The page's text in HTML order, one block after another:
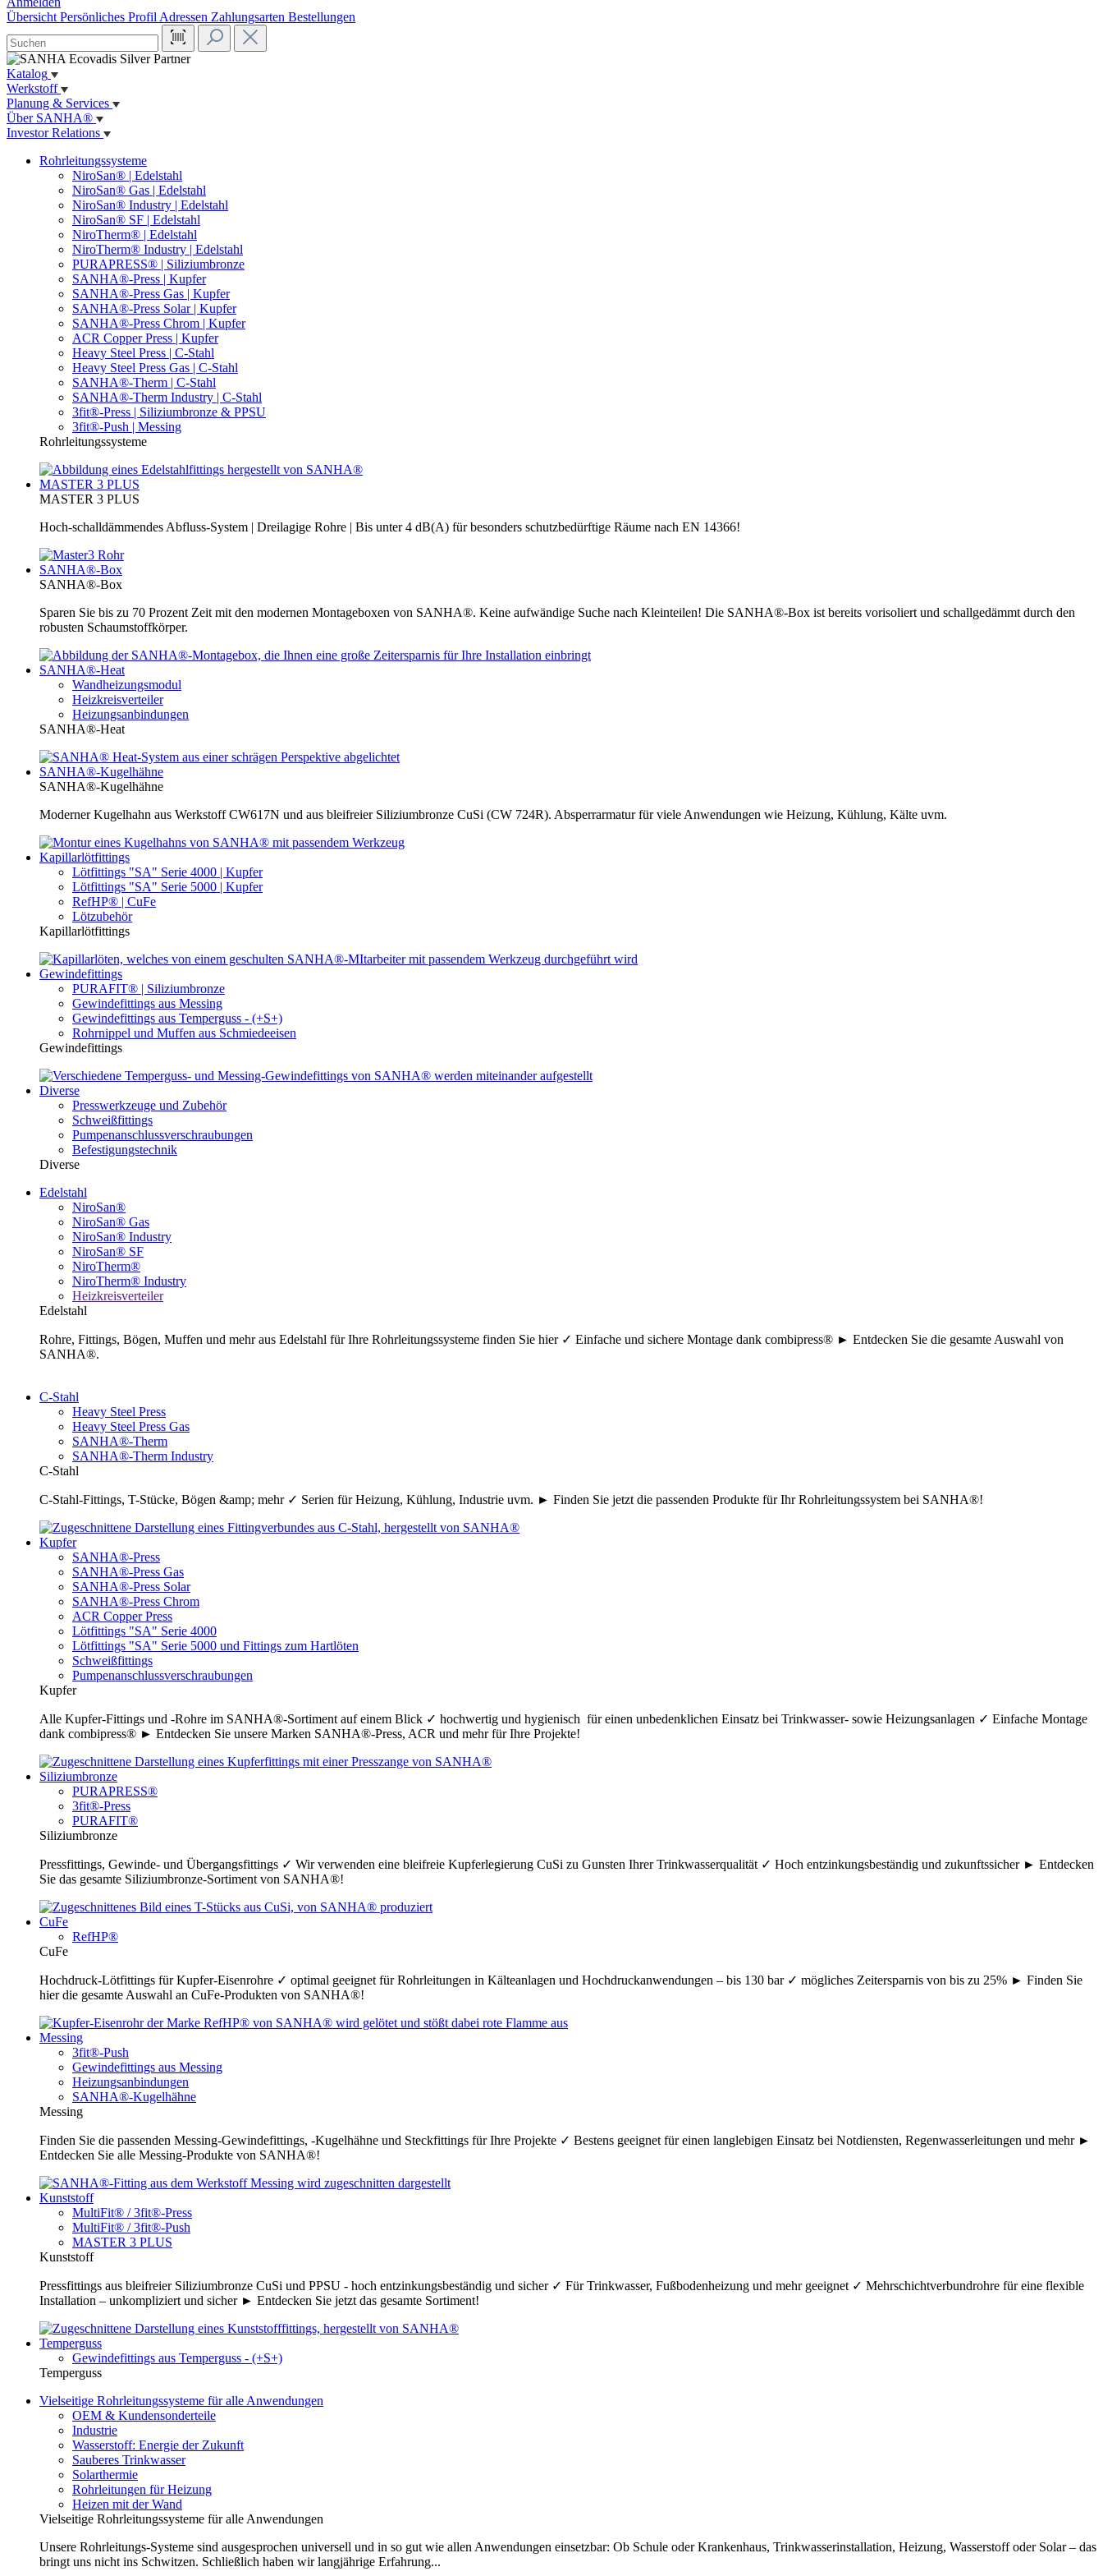
Übersicht Persönliches Profil Adressen Zahlungsarten Bestellungen
Katalog
Werkstoff
Planung & Services
Über SANHA®
Investor Relations
Rohrleitungssysteme
NiroSan® | Edelstahl
NiroSan® Gas | Edelstahl
NiroSan® Industry | Edelstahl
NiroSan® SF | Edelstahl
NiroTherm® | Edelstahl
NiroTherm® Industry | Edelstahl
PURAPRESS® | Siliziumbronze
SANHA®-Press | Kupfer
SANHA®-Press Gas | Kupfer
SANHA®-Press Solar | Kupfer
SANHA®-Press Chrom | Kupfer
ACR Copper Press | Kupfer
Heavy Steel Press | C-Stahl
Heavy Steel Press Gas | C-Stahl
SANHA®-Therm | C-Stahl
SANHA®-Therm Industry | C-Stahl
3fit®-Press | Siliziumbronze & PPSU
3fit®-Push | Messing
Rohrleitungssysteme
MASTER 3 PLUS
MASTER 3 PLUS
Hoch-schalldämmendes Abfluss-System | Dreilagige Rohre | Bis unter 4 dB(A) für besonders schutzbedürftige Räume nach EN 14366!
SANHA®-Box
SANHA®-Box
Sparen Sie bis zu 70 Prozent Zeit mit den modernen Montageboxen von SANHA®. Keine aufwändige Suche nach Kleinteilen! Die SANHA®-Box ist bereits vorisoliert und schallgedämmt durch den
robusten Schaumstoffkörper.
SANHA®-Heat
Wandheizungsmodul
Heizkreisverteiler
Heizungsanbindungen
SANHA®-Heat
SANHA®-Kugelhähne
SANHA®-Kugelhähne
Moderner Kugelhahn aus Werkstoff CW617N und aus bleifreier Siliziumbronze CuSi (CW 724R). Absperrarmatur für viele Anwendungen wie Heizung, Kühlung, Kälte uvm.
Kapillarlötfittings
Lötfittings "SA" Serie 4000 | Kupfer
Lötfittings "SA" Serie 5000 | Kupfer
RefHP® | CuFe
Lötzubehör
Kapillarlötfittings
Gewindefittings
PURAFIT® | Siliziumbronze
Gewindefittings aus Messing
Gewindefittings aus Temperguss - (+S+)
Rohrnippel und Muffen aus Schmiedeeisen
Gewindefittings
Diverse
Presswerkzeuge und Zubehör
Schweißfittings
Pumpenanschlussverschraubungen
Befestigungstechnik
Diverse
Edelstahl
NiroSan®
NiroSan® Gas
NiroSan® Industry
NiroSan® SF
NiroTherm®
NiroTherm® Industry
Heizkreisverteiler
Edelstahl
Rohre, Fittings, Bögen, Muffen und mehr aus Edelstahl für Ihre Rohrleitungssysteme finden Sie hier ✓ Einfache und sichere Montage dank combipress® ► Entdecken Sie die gesamte Auswahl von
SANHA®.
C-Stahl
Heavy Steel Press
Heavy Steel Press Gas
SANHA®-Therm
SANHA®-Therm Industry
C-Stahl
C-Stahl-Fittings, T-Stücke, Bögen &amp; mehr ✓ Serien für Heizung, Kühlung, Industrie uvm. ► Finden Sie jetzt die passenden Produkte für Ihr Rohrleitungssystem bei SANHA®!
Kupfer
SANHA®-Press
SANHA®-Press Gas
SANHA®-Press Solar
SANHA®-Press Chrom
ACR Copper Press
Lötfittings "SA" Serie 4000
Lötfittings "SA" Serie 5000 und Fittings zum Hartlöten
Schweißfittings
Pumpenanschlussverschraubungen
Kupfer
Alle Kupfer-Fittings und -Rohre im SANHA®-Sortiment auf einem Blick ✓ hochwertig und hygienisch für einen unbedenklichen Einsatz bei Trinkwasser- sowie Heizungsanlagen ✓ Einfache Montage
dank combipress® ► Entdecken Sie unsere Marken SANHA®-Press, ACR und mehr für Ihre Projekte!
Siliziumbronze
PURAPRESS®
3fit®-Press
PURAFIT®
Siliziumbronze
Pressfittings, Gewinde- und Übergangsfittings ✓ Wir verwenden eine bleifreie Kupferlegierung CuSi zu Gunsten Ihrer Trinkwasserqualität ✓ Hoch entzinkungsbeständig und zukunftssicher ► Entdecken
Sie das gesamte Siliziumbronze-Sortiment von SANHA®!
CuFe
RefHP®
CuFe
Hochdruck-Lötfittings für Kupfer-Eisenrohre ✓ optimal geeignet für Rohrleitungen in Kälteanlagen und Hochdruckanwendungen – bis 130 bar ✓ mögliches Zeitersparnis von bis zu 25% ► Finden Sie
hier die gesamte Auswahl an CuFe-Produkten von SANHA®!
Messing
3fit®-Push
Gewindefittings aus Messing
Heizungsanbindungen
SANHA®-Kugelhähne
Messing
Finden Sie die passenden Messing-Gewindefittings, -Kugelhähne und Steckfittings für Ihre Projekte ✓ Bestens geeignet für einen langlebigen Einsatz bei Notdiensten, Regenwasserleitungen und mehr ►
Entdecken Sie alle Messing-Produkte von SANHA®!
Kunststoff
MultiFit® / 3fit®-Press
MultiFit® / 3fit®-Push
MASTER 3 PLUS
Kunststoff
Pressfittings aus bleifreier Siliziumbronze CuSi und PPSU - hoch entzinkungsbeständig und sicher ✓ Für Trinkwasser, Fußbodenheizung und mehr geeignet ✓ Mehrschichtverbundrohre für eine flexible
Installation – unkompliziert und sicher ► Entdecken Sie jetzt das gesamte Sortiment!
Temperguss
Gewindefittings aus Temperguss - (+S+)
Temperguss
Vielseitige Rohrleitungssysteme für alle Anwendungen
OEM & Kundensonderteile
Industrie
Wasserstoff: Energie der Zukunft
Sauberes Trinkwasser
Solarthermie
Rohrleitungen für Heizung
Heizen mit der Wand
Vielseitige Rohrleitungssysteme für alle Anwendungen
Unsere Rohrleitungs-Systeme sind ausgesprochen universell und in so gut wie allen Anwendungen einsetzbar: Ob Schule oder Krankenhaus, Trinkwasserinstallation, Heizung, Wasserstoff oder Solar – das
bringt uns nicht ins Schwitzen. Schließlich haben wir langjährige Erfahrung...